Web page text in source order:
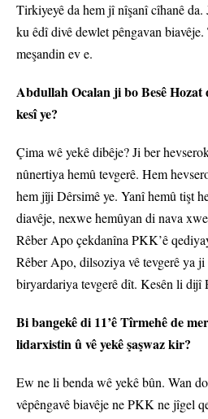
Tirkiyeyê da hem jî nîşanî cîhanê
ku êdî divê dewlet pêngavan biavêje.
meşandin ev e.
Abdullah Ocalan ji bo Besê Hozat
kesî ye?
Çima wê yekê dibêje? Ji ber
nûnertiya hemû tevgerê. Hem
hem jîji Dêrsimê ye. Yanî hemû tişt
diavêje, nexwe hemûyan di nava
Rêber Apo çekdanîna PKK’ê
Rêber Apo, dilsoziya vê tevgerê ya
biryardariya tevgerê dît. Kesên li dijî
Bi bangekê di 11’ê Tîrmehê de
lidarxistin û vê yekê şaşwaz kir?
Ew ne li benda wê yekê bûn. Wan
vêpêngavê biavêje ne PKK ne jîgel